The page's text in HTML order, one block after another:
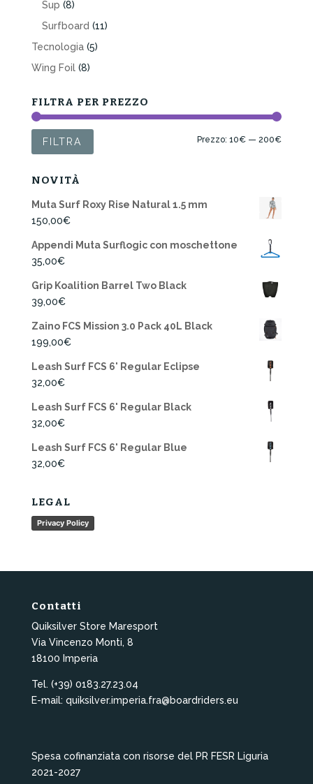
Sup (8)
Surfboard (11)
Tecnologia (5)
Wing Foil (8)
FILTRA PER PREZZO
Prezzo
Prezzo
FILTRA Prezzo:10€ —200€
NOVITÀ
Muta Surf Roxy Rise Natural 1.5 mm
150,00€
Appendi Muta Surflogic con moschettone
35,00€
Grip Koalition Barrel Two Black
39,00€
Zaino FCS Mission 3.0 Pack 40L Black
199,00€
Leash Surf FCS 6' Regular Eclipse
32,00€
Leash Surf FCS 6' Regular Black
32,00€
Leash Surf FCS 6' Regular Blue
32,00€
LEGAL
Privacy Policy
Contatti
Quiksilver Store Maresport
Via Vincenzo Monti, 8
18100 Imperia
Tel. (+39) 0183.27.23.04
E-mail: quiksilver.imperia.fra@boardriders.eu
Spesa cofinanziata con risorse del PR FESR Liguria
2021-2027